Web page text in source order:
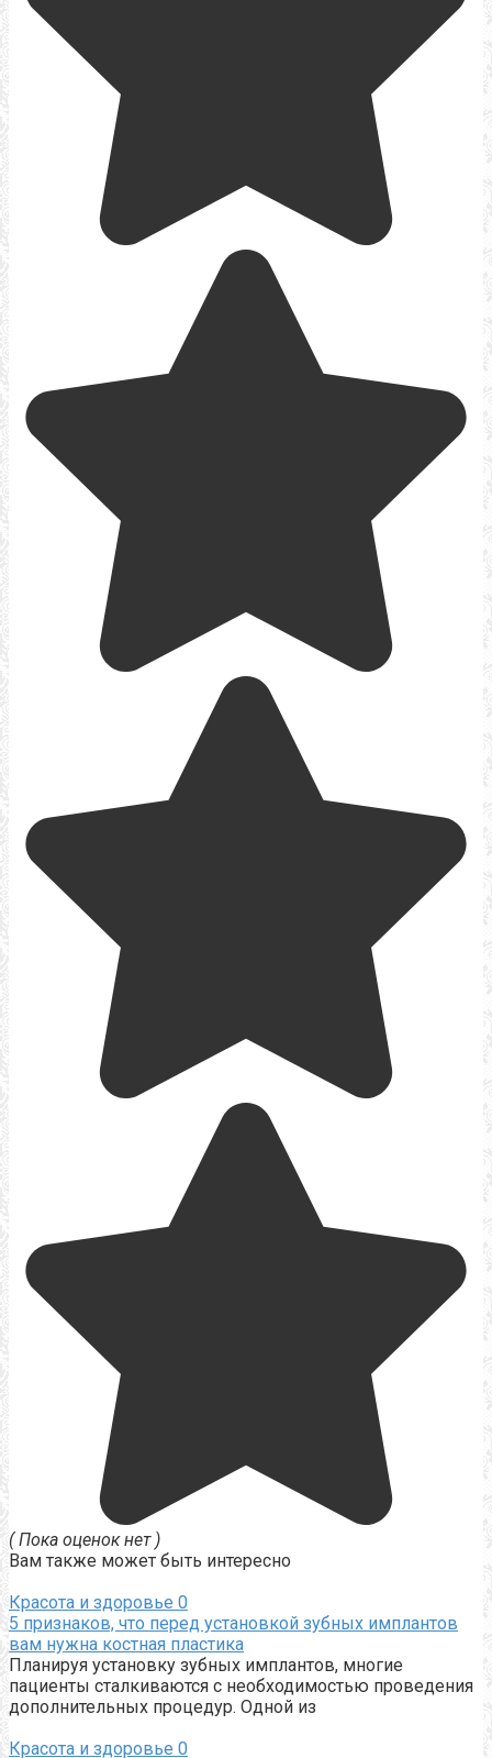
( Пока оценок нет )
Вам также может быть интересно
Красота и здоровье 0
5 признаков, что перед установкой зубных имплантов
вам нужна костная пластика
Планируя установку зубных имплантов, многие
пациенты сталкиваются с необходимостью проведения
дополнительных процедур. Одной из
Красота и здоровье 0